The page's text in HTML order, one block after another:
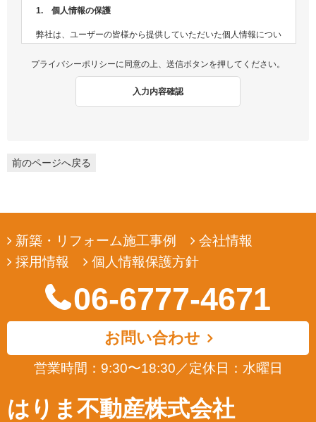
1. 個人情報の保護
弊社は、ユーザーの皆様から提供していただいた個人情報につい
ないよう、個人情報の適切な管理及び保護に努めます。
3. 個人情報の利用
4. 個人情報の開示
弊社は、ユーザーの皆様から提供していただいた個人情報を、正
当な理由のある場合を除き、その同意なくして第三者に開示若し
くは提供することはありません。また、その場合においても、正
当な理由がない限り、個人情報が第三者から更に開示、提供若し
くは漏洩されることのないよう努めます。
弊社は、ユーザーの皆様が提供された個人情報の確認、訂正など
り、合理的な範囲で、そのご希望に対応致します。
プライバシーポリシーに同意の上、送信ボタンを押してください。
入力内容確認
前のページへ戻る
新築・リフォーム施工事例
会社情報
採用情報
個人情報保護方針
06-6777-4671
お問い合わせ
営業時間：9:30〜18:30／定休日：水曜日
はりま不動産株式会社